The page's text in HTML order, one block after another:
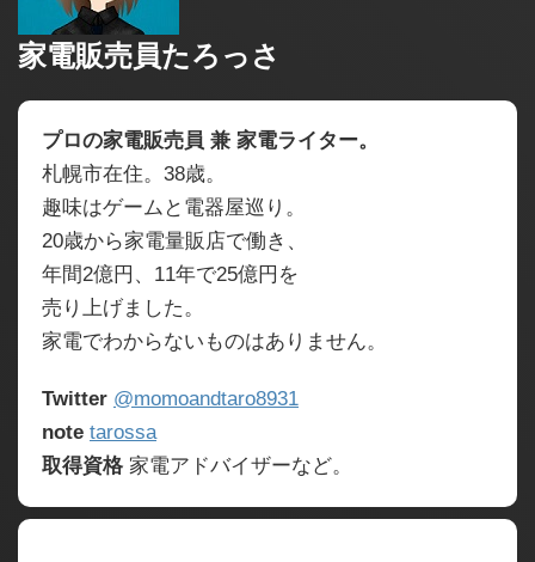
家電販売員たろっさ
プロの家電販売員 兼 家電ライター。
札幌市在住。38歳。
趣味はゲームと電器屋巡り。
20歳から家電量販店で働き、
年間2億円、11年で25億円を
売り上げました。
家電でわからないものはありません。
Twitter @momoandtaro8931
note tarossa
取得資格 家電アドバイザーなど。